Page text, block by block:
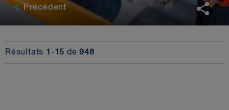
Précédent
Résultats 1 -15 de948